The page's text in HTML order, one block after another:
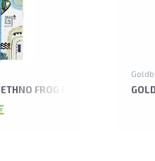
FROG LEPORELLO